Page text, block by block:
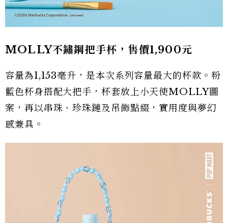
MOLLY不鏽鋼把手杯，售價1,900元
容量為1,153毫升，是本次系列容量最大的杯款。粉
藍色杯身搭配大把手，杯套放上小天使MOLLY圖
案，再以串珠、珍珠鏈及吊飾點綴，實用度與夢幻
感兼具。